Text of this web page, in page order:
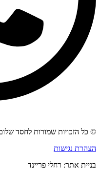
© כל הזכויות שמורות לחסד
הצהרת נגישות
בניית אתר: רחלי פריינד